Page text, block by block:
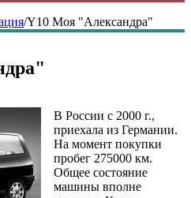
/Y10 Моя "Александра"
В России с 2000 г.,
приехала из Германии.
На момент покупки
пробег 275000 км.
Общее состояние
машины вполне